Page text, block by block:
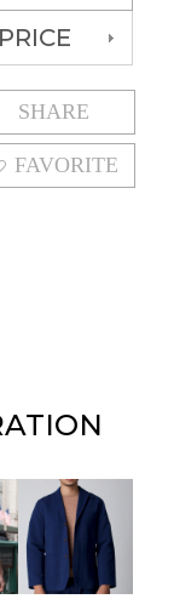
PRICE
SHARE
FAVORITE